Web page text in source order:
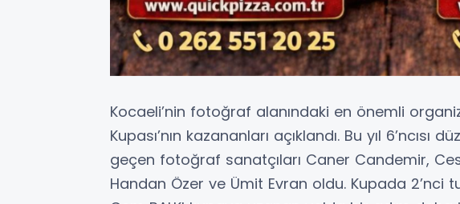
Kocaeli’nin fotoğraf alanındaki en önemli
Kupası’nın kazananları açıklandı. Bu yıl 6’ncısı
geçen fotoğraf sanatçıları Caner Candemir,
Handan Özer ve Ümit Evran oldu. Kupada 2’nci